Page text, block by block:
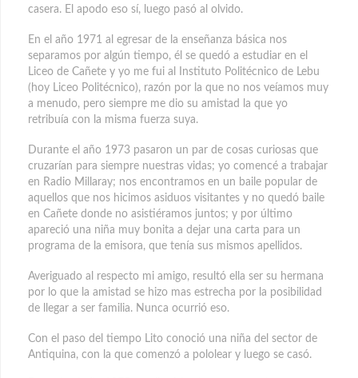
casera. El apodo eso sí, luego pasó al olvido.
En el año 1971 al egresar de la enseñanza básica nos
separamos por algún tiempo, él se quedó a estudiar en el
Liceo de Cañete y yo me fui al Instituto Politécnico de Lebu
(hoy Liceo Politécnico), razón por la que no nos veíamos muy
a menudo, pero siempre me dio su amistad la que yo
retribuía con la misma fuerza suya.
Durante el año 1973 pasaron un par de cosas curiosas que
cruzarían para siempre nuestras vidas; yo comencé a trabajar
en Radio Millaray; nos encontramos en un baile popular de
aquellos que nos hicimos asiduos visitantes y no quedó baile
en Cañete donde no asistiéramos juntos; y por último
apareció una niña muy bonita a dejar una carta para un
programa de la emisora, que tenía sus mismos apellidos.
Averiguado al respecto mi amigo, resultó ella ser su hermana
por lo que la amistad se hizo mas estrecha por la posibilidad
de llegar a ser familia. Nunca ocurrió eso.
Con el paso del tiempo Lito conoció una niña del sector de
Antiquina, con la que comenzó a pololear y luego se casó.